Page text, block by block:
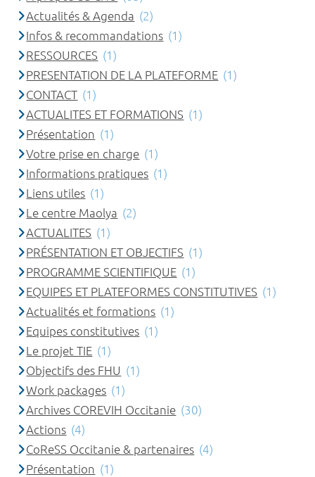
Actualités & Agenda (2)
Infos & recommandations (1)
RESSOURCES (1)
PRESENTATION DE LA PLATEFORME (1)
CONTACT (1)
ACTUALITES ET FORMATIONS (1)
Présentation (1)
Votre prise en charge (1)
Informations pratiques (1)
Liens utiles (1)
Le centre Maolya (2)
ACTUALITES (1)
PRÉSENTATION ET OBJECTIFS (1)
PROGRAMME SCIENTIFIQUE (1)
EQUIPES ET PLATEFORMES CONSTITUTIVES (1)
Actualités et formations (1)
Equipes constitutives (1)
Le projet TIE (1)
Objectifs des FHU (1)
Work packages (1)
Archives COREVIH Occitanie (30)
Actions (4)
CoReSS Occitanie & partenaires (4)
Présentation (1)